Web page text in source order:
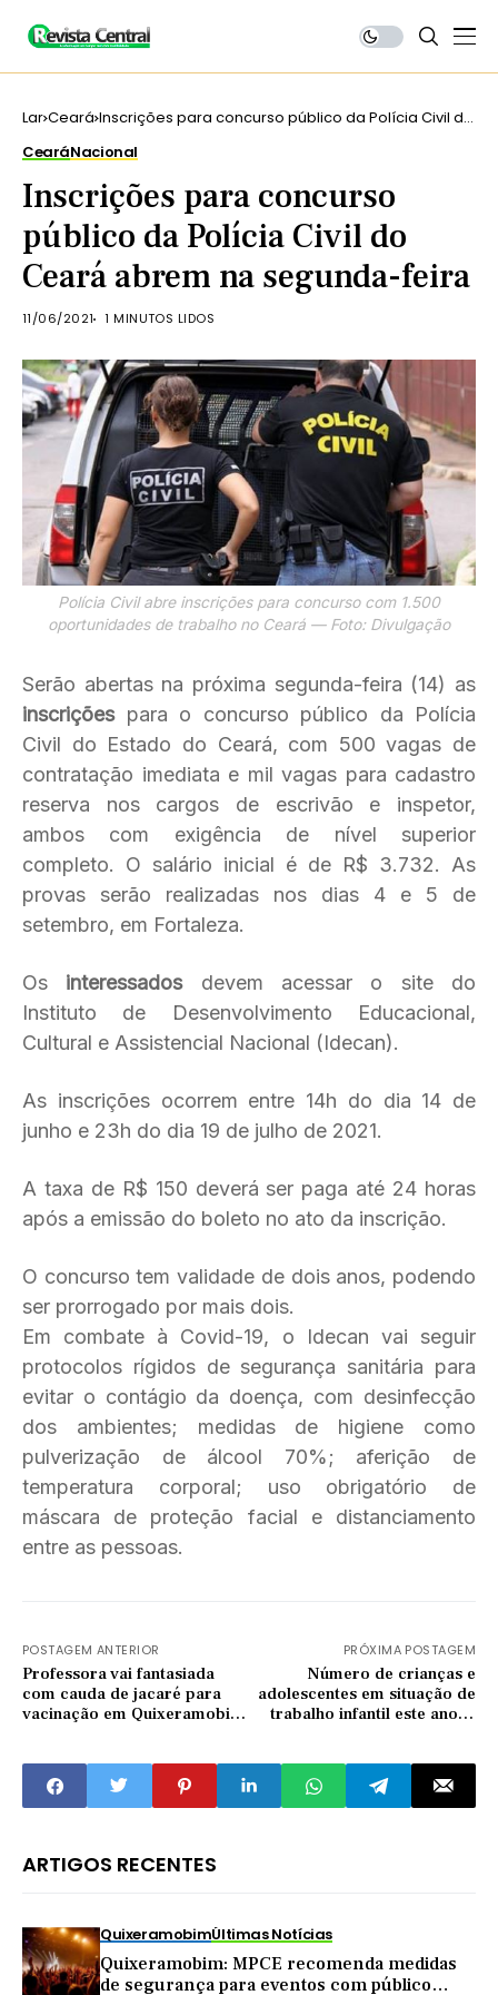
Lar Ceará Inscrições para concurso público da Polícia Civil do
CearáNacional
Inscrições para concurso
público da Polícia Civil do
Ceará abrem na segunda-feira
11/06/2021 1 MINUTOS LIDOS
Polícia Civil abre inscrições para concurso com 1.500
oportunidades de trabalho no Ceará — Foto: Divulgação
Serão abertas na próxima segunda-feira (14) as
inscriçõespara o concurso público da Polícia
Civil do Estado do Ceará, com 500 vagas de
contratação imediata e mil vagas para cadastro
reserva nos cargos de escrivão e inspetor,
ambos com exigência de nível superior
completo. O salário inicial é de R$ 3.732. As
provas serão realizadas nos dias 4 e 5 de
setembro, em Fortaleza.
Os interessadosdevem acessar o site do
Instituto de Desenvolvimento Educacional,
Cultural e Assistencial Nacional (Idecan).
As inscrições ocorrem entre 14h do dia 14 de
junho e 23h do dia 19 de julho de 2021.
A taxa de R$ 150 deverá ser paga até 24 horas
após a emissão do boleto no ato da inscrição.
O concurso tem validade de dois anos, podendo
ser prorrogado por mais dois.
Em combate à Covid-19, o Idecan vai seguir
protocolos rígidos de segurança sanitária para
evitar o contágio da doença, com desinfecção
dos ambientes; medidas de higiene como
pulverização de álcool 70%; aferição de
temperatura corporal; uso obrigatório de
máscara de proteção facial e distanciamento
entre as pessoas.
POSTAGEM ANTERIOR
Professora vai fantasiada
com cauda de jacaré para
vacinação em Quixeramobim
PRÓXIMA POSTAGEM
Número de crianças e
adolescentes em situação de
trabalho infantil este ano já
ARTIGOS RECENTES
QuixeramobimÚltimas Notícias
Quixeramobim: MPCE recomenda medidas
de segurança para eventos com público